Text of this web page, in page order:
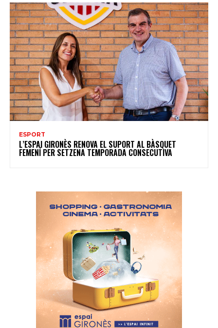
ESPORT
L’ESPAI GIRONÈS RENOVA EL SUPORT AL BÀSQUET
FEMENÍ PER SETZENA TEMPORADA CONSECUTIVA